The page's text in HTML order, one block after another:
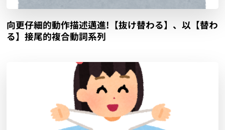
向更仔細的動作描述邁進!【抜け替わる】、以【替わ
る】接尾的複合動詞系列